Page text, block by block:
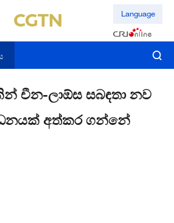
Language
චීන-ලාඕස සබඳතා නව
අත්කර ගන්නේ